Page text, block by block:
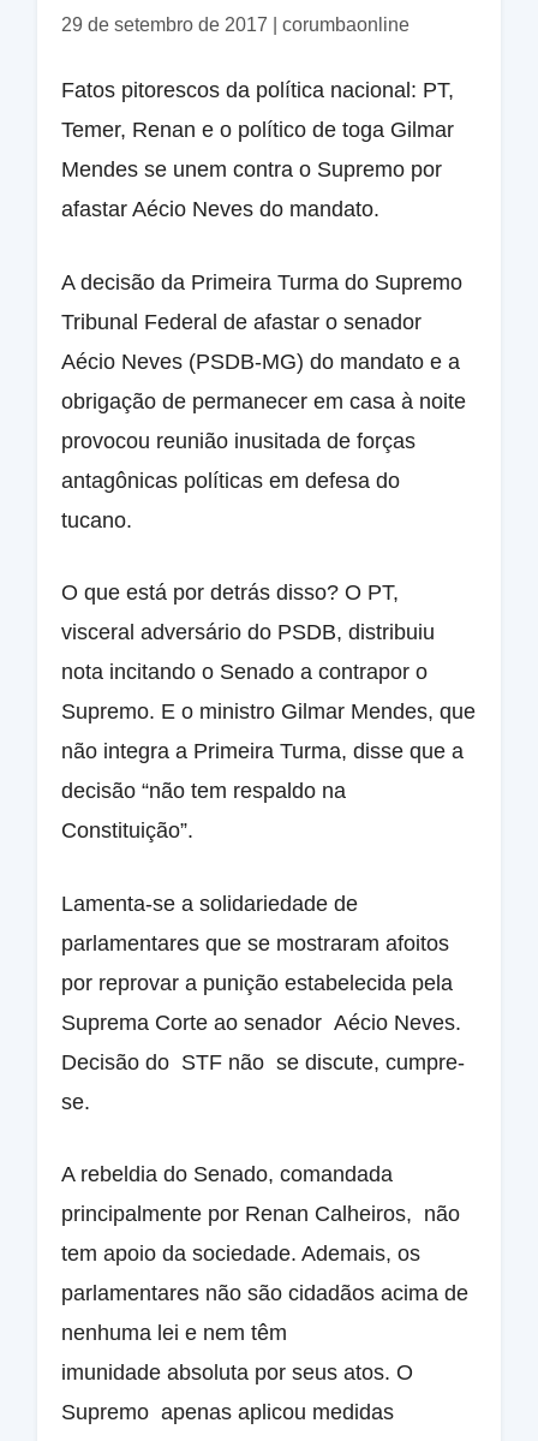
29 de setembro de 2017 |corumbaonline
Fatos pitorescos da política nacional: PT,
Temer, Renan e o político de toga Gilmar
Mendes se unem contra o Supremo por
afastar Aécio Neves do mandato.
A decisão da Primeira Turma do Supremo
Tribunal Federal de afastar o senador
Aécio Neves (PSDB-MG) do mandato e a
obrigação de permanecer em casa à noite
provocou reunião inusitada de forças
antagônicas políticas em defesa do
tucano.
O que está por detrás disso? O PT,
visceral adversário do PSDB, distribuiu
nota incitando o Senado a contrapor o
Supremo. E o ministro Gilmar Mendes, que
não integra a Primeira Turma, disse que a
decisão “não tem respaldo na
Constituição”.
Lamenta-se a solidariedade de
parlamentares que se mostraram afoitos
por reprovar a punição estabelecida pela
Suprema Corte ao senador Aécio Neves.
Decisão do STF não se discute, cumpre-
se.
A rebeldia do Senado, comandada
principalmente por Renan Calheiros, não
tem apoio da sociedade. Ademais, os
parlamentares não são cidadãos acima de
nenhuma lei e nem têm
imunidade absoluta por seus atos. O
Supremo apenas aplicou medidas